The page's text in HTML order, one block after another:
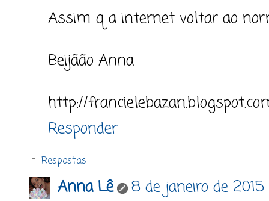
Assim q a internet voltar ao
Beijãão Anna
http://
Responder
Respostas
Anna Lê
8 de janeiro de 2015